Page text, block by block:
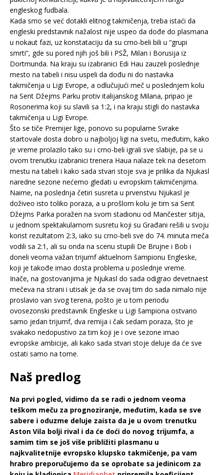
engleskog fudbala.
Kada smo se već dotakli elitnog takmičenja, treba istaći da
engleski predstavnik nažalost nije uspeo da dođe do plasmana
u nokaut fazi, uz konstataciju da su crno-beli bili u “grupi
smrti”, gde su pored njih još bili i PSŽ, Milan i Borusija iz
Dortmunda. Na kraju su izabranici Edi Hau zauzeli poslednje
mesto na tabeli i nisu uspeli da dođu ni do nastavka
takmičenja u Ligi Evrope, a odlučujući meč u poslednjem kolu
na Sent Džejms Parku protiv italijanskog Milana, pripao je
Rosonerima koji su slavili sa 1:2, i na kraju stigli do nastavka
takmičenja u Ligi Evrope.
Što se tiče Premijer lige, ponovo su popularne Svrake
startovale dosta dobro u najboljoj ligi na svetu, međutim, kako
je vreme prolazilo tako su i crno-beli igrali sve slabije, pa se u
ovom trenutku izabranici trenera Haua nalaze tek na desetom
mestu na tabeli i kako sada stvari stoje sva je prilika da Njukasl
naredne sezone nećemo gledati u evropskim takmičenjima.
Naime, na poslednja četiri susreta u prvenstvu Njukasl je
doživeo isto toliko poraza, a u prošlom kolu je tim sa Sent
Džejms Parka poražen na svom stadionu od Mančester sitija,
u jednom spektakularnom susretu koji su Građani rešili u svoju
korist rezultatom 2:3, iako su crno-beli sve do 74. minuta meča
vodili sa 2:1, ali su onda na scenu stupili De Brujne i Bob i
doneli veoma važan trijumf aktuelnom šampionu Engleske,
koji je takođe imao dosta problema u poslednje vreme.
Inače, na gostovanjima je Njukasl do sada odigrao devetnaest
mečeva na strani i utisak je da se ovaj tim do sada nimalo nije
proslavio van svog terena, pošto je u tom periodu
ovosezonski predstavnik Engleske u Ligi šampiona ostvario
samo jedan trijumf, dva remija i čak sedam poraza, što je
svakako nedopustivo za tim koji je i ove sezone imao
evropske ambicije, ali kako sada stvari stoje deluje da će sve
ostati samo na tome.
Naš predlog
Na prvi pogled, vidimo da se radi o jednom veoma
teškom meču za prognoziranje, međutim, kada se sve
sabere i oduzme deluje zaista da je u ovom trenutku
Aston Vila bolji rival i da će doći do novog trijumfa, a
samim tim se još više približiti plasmanu u
najkvalitetnije evropsko klupsko takmičenje, pa vam
hrabro preporučujemo da se oprobate sa jedinicom za